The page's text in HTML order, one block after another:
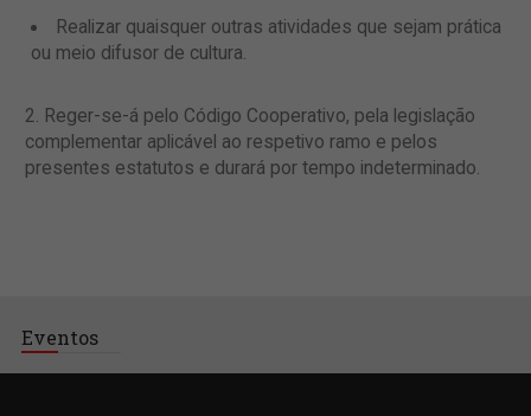
Realizar quaisquer outras atividades que sejam prática
ou meio difusor de cultura.
Reger-se-á pelo Código Cooperativo, pela legislação
complementar aplicável ao respetivo ramo e pelos
presentes estatutos e durará por tempo indeterminado.
Eventos